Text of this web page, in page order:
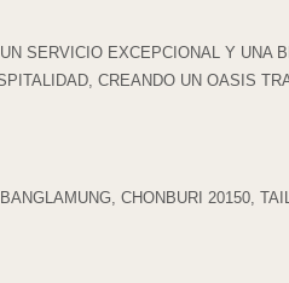
SERVICIO EXCEPCIONAL Y
CREANDO UN OASIS
CHONBURI 20150,